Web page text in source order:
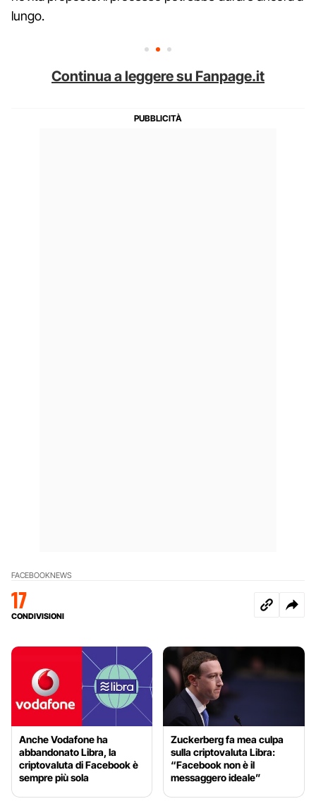
lungo.
Continua a leggere su Fanpage.it
FACEBOOKNEWS
17
CONDIVISIONI
Anche Vodafone ha
abbandonato Libra, la
criptovaluta di Facebook è
sempre più sola
Zuckerberg fa mea culpa
sulla criptovaluta Libra:
“Facebook non è il
messaggero ideale”